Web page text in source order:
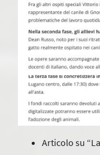
Articolo su